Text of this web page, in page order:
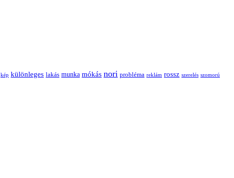
kép különleges lakás munka mókás nori probléma reklám rossz szerelés szomorú